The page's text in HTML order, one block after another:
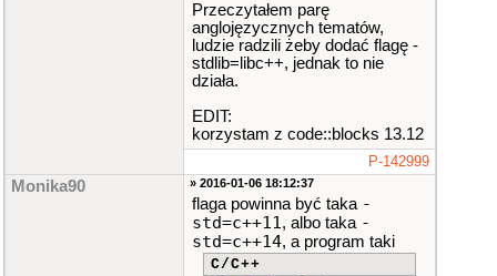
Przeczytałem parę
anglojęzycznych tematów,
ludzie radzili żeby dodać flagę -
stdlib=libc++, jednak to nie
działa.
EDIT:
korzystam z code::blocks 13.12
P-142999
Monika90 » 2016-01-06 18:12:37
flaga powinna być taka -
std=c++11 , albo taka -
std=c++14, a program taki
C/C++